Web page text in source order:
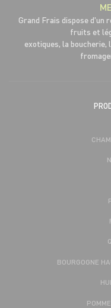
Grand Frais dispose d'un
fruits et
exotiques, la
BOURGOGNE